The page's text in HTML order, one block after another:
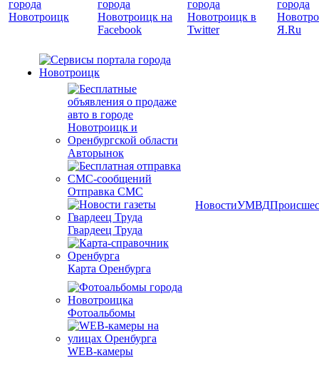
Авторынок
Отправка СМС
Гвардеец Труда
Карта Оренбурга
Фотоальбомы
WEB-камеры
НовостиУМВД